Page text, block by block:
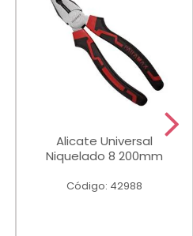
Alicate Universal
Niquelado 8 200mm
Código: 42988